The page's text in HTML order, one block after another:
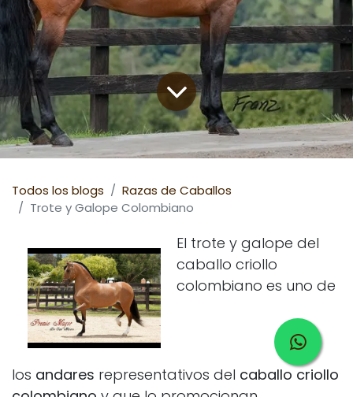
Todos los blogs
Razas de Caballos
Trote y Galope Colombiano
El trote y galope del
caballo criollo
colombiano es uno de
los andares representativos del caballo criollo